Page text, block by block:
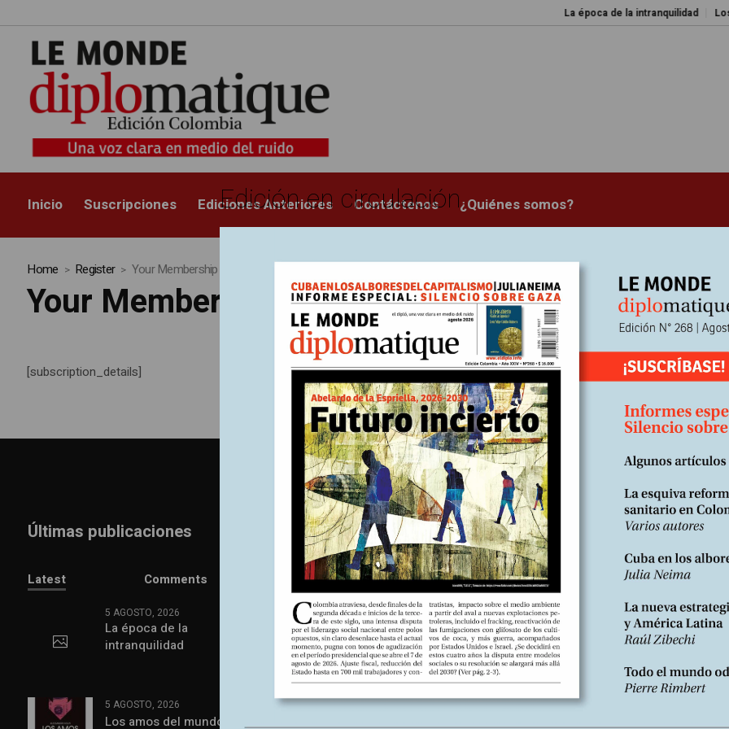
La época de la intranquilidad Los
Inicio Suscripciones Ediciones Anteriores Contáctenos ¿Quiénes somos?
Home Register Your Membership
Your Membership
[subscription_details]
Últimas publicaciones
Latest Comments
5 AGOSTO, 2026
La época de la
intranquilidad
5 AGOSTO, 2026
Los amos del mundo
Edición en circulación